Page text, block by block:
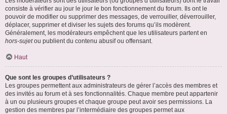
consiste à vérifier au jour le jour le bon fonctionnement du forum. Ils ont le
pouvoir de modifier ou supprimer des messages, de verrouiller, déverrouiller,
déplacer, supprimer et diviser les sujets des forums qu’ils modèrent.
Généralement, les modérateurs empêchent que les utilisateurs partent en
hors-sujetou publient du contenu abusif ou offensant.
Haut
Que sont les groupes d’utilisateurs ?
Les groupes permettent aux administrateurs de gérer l’accès des membres et
des invités au forum et à ses fonctionnalités. Chaque membre peut appartenir
à un ou plusieurs groupes et chaque groupe peut avoir ses permissions. La
gestion des membres par l’intermédiaire des groupes permet aux